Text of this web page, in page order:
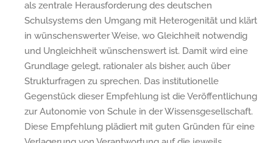
als zentrale Herausforderung des deutschen
Schulsystems den Umgang mit Heterogenität und klärt
in wünschenswerter Weise, wo Gleichheit notwendig
und Ungleichheit wünschenswert ist. Damit wird eine
Grundlage gelegt, rationaler als bisher, auch über
Strukturfragen zu sprechen. Das institutionelle
Gegenstück dieser Empfehlung ist die Veröffentlichung
zur Autonomie von Schule in der Wissensgesellschaft.
Diese Empfehlung plädiert mit guten Gründen für eine